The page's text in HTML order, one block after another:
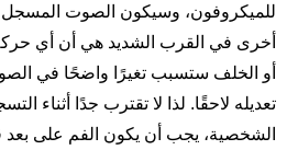
للميكروفون، وسيكون الصوت
أخرى في القرب الشديد هي أن أي
أو الخلف ستسبب تغيرًا واضحًا في
تعديله لاحقًا. لذا لا تقترب جدًا أثناء
الشخصية، يجب أن يكون الفم على